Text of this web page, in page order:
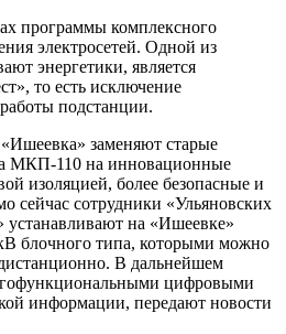
программы комплексного
электросетей. Одной из
энергетики, является
то есть исключение
подстанции.
заменяют старые
МКП-110 на инновационные
изоляцией, более безопасные и
сейчас сотрудники «Ульяновских
устанавливают на «Ишеевке»
блочного типа, которыми можно
В дальнейшем
цифровыми
информации, передают новости